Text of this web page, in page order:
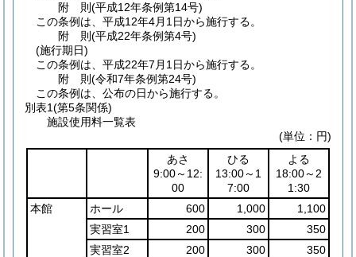
附 則(平成12年条例第14号)
この条例は、平成12年4月1日から施行する。
附 則(平成22年条例第4号)
(施行期日)
この条例は、平成22年7月1日から施行する。
附 則(令和7年条例第24号)
この条例は、公布の日から施行する。
別表1(第5条関係)
施設使用料一覧表
(単位：円)
あさ
9:00～12:
00
ひる
13:00～1
7:00
よる
18:00～2
1:30
本館
ホール 600 1,000
1,100
実習室1
200 300
350
実習室2
200 300
350